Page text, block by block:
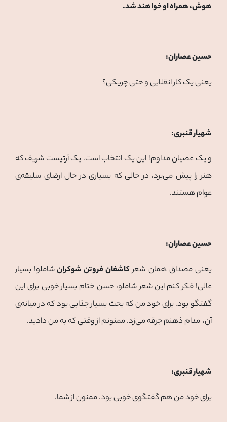
هوش، همراه او خواهند شد.
حسین عصاران:
یعنی یک کار انقلابی و حتی چریکی؟
شهیار قنبری:
و یک عصیان مداوم! این یک انتخاب است. یک آرتیست شریف که
هنر را پیش می‌برد، در حالی که بسیاری در حال ارضای سلیقه‌ی
عوام هستند.
حسین عصاران:
یعنی مصداق همان شعرکاشفان فروتن شوکرانشاملو! بسیار
عالی! فکر کنم این شعر شاملو، حسن ختام بسیار خوبی برای این
گفتگو بود. برای خود من که بحث بسیار جذابی بود که در میانه‌ی
آن، مدام ذهنم جرقه می‌زد. ممنونم از وقتی که به من دادید.
شهیار قنبری:
برای خود من هم گفتگوی خوبی بود. ممنون از شما.